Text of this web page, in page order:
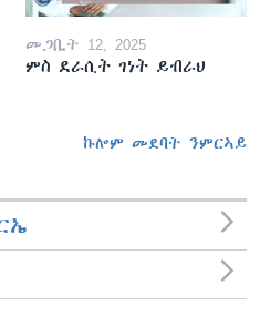
መጋቢት 12, 2025
ምስ ደራሲት ገነት ይብራህ
ኩሎም መደባት ንምርኣይ